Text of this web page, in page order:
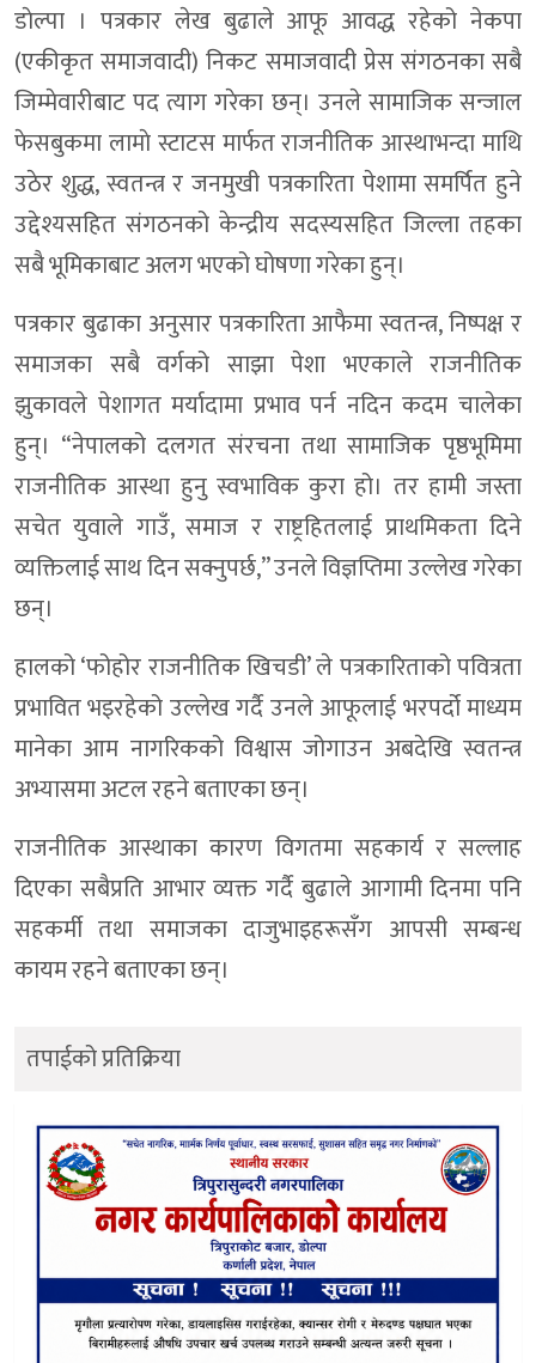
डाेल्पा । पत्रकार लेख बुढाले आफू आवद्ध रहेको नेकपा
(एकीकृत समाजवादी) निकट समाजवादी प्रेस संगठनका सबै
जिम्मेवारीबाट पद त्याग गरेका छन्। उनले सामाजिक सन्जाल
फेसबुकमा लामाे स्टाटस मार्फत राजनीतिक आस्थाभन्दा माथि
उठेर शुद्ध, स्वतन्त्र र जनमुखी पत्रकारिता पेशामा समर्पित हुने
उद्देश्यसहित संगठनको केन्द्रीय सदस्यसहित जिल्ला तहका
सबै भूमिकाबाट अलग भएको घोषणा गरेका हुन्।
पत्रकार बुढाका अनुसार पत्रकारिता आफैमा स्वतन्त्र, निष्पक्ष र
समाजका सबै वर्गको साझा पेशा भएकाले राजनीतिक
झुकावले पेशागत मर्यादामा प्रभाव पर्न नदिन कदम चालेका
हुन्। “नेपालको दलगत संरचना तथा सामाजिक पृष्ठभूमिमा
राजनीतिक आस्था हुनु स्वभाविक कुरा हो। तर हामी जस्ता
सचेत युवाले गाउँ, समाज र राष्ट्रहितलाई प्राथमिकता दिने
व्यक्तिलाई साथ दिन सक्नुपर्छ,” उनले विज्ञप्तिमा उल्लेख गरेका
छन्।
हालको ‘फोहोर राजनीतिक खिचडी’ ले पत्रकारिताको पवित्रता
प्रभावित भइरहेको उल्लेख गर्दै उनले आफूलाई भरपर्दो माध्यम
मानेका आम नागरिकको विश्वास जोगाउन अबदेखि स्वतन्त्र
अभ्यासमा अटल रहने बताएका छन्।
राजनीतिक आस्थाका कारण विगतमा सहकार्य र सल्लाह
दिएका सबैप्रति आभार व्यक्त गर्दै बुढाले आगामी दिनमा पनि
सहकर्मी तथा समाजका दाजुभाइहरूसँग आपसी सम्बन्ध
कायम रहने बताएका छन्।
तपाईको प्रतिक्रिया